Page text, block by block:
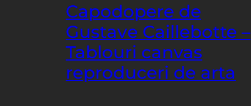
Capodopere de
Gustave Caillebotte –
Tablouri canvas
reproduceri de arta